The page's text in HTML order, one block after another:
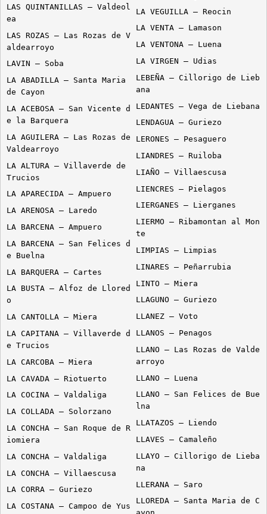
LAS QUINTANILLAS – Valdeol
ea
LAS ROZAS – Las Rozas de V
aldearroyo
LAVIN – Soba
LA ABADILLA – Santa Maria
de Cayon
LA ACEBOSA – San Vicente d
e la Barquera
LA AGUILERA – Las Rozas de
Valdearroyo
LA ALTURA – Villaverde de
Trucios
LA APARECIDA – Ampuero
LA ARENOSA – Laredo
LA BARCENA – Ampuero
LA BARCENA – San Felices d
e Buelna
LA BARQUERA – Cartes
LA BUSTA – Alfoz de Llored
o
LA CANTOLLA – Miera
LA CAPITANA – Villaverde d
e Trucios
LA CARCOBA – Miera
LA CAVADA – Riotuerto
LA COCINA – Valdaliga
LA COLLADA – Solorzano
LA CONCHA – San Roque de R
iomiera
LA CONCHA – Valdaliga
LA CONCHA – Villaescusa
LA CORRA – Guriezo
LA COSTANA – Campoo de Yus
LA VEGUILLA – Reocin
LA VENTA – Lamason
LA VENTONA – Luena
LA VIRGEN – Udias
LEBEÑA – Cillorigo de Lieb
ana
LEDANTES – Vega de Liebana
LENDAGUA – Guriezo
LERONES – Pesaguero
LIANDRES – Ruiloba
LIAÑO – Villaescusa
LIENCRES – Pielagos
LIERGANES – Lierganes
LIERMO – Ribamontan al Mon
te
LIMPIAS – Limpias
LINARES – Peñarrubia
LINTO – Miera
LLAGUNO – Guriezo
LLANEZ – Voto
LLANOS – Penagos
LLANO – Las Rozas de Valde
arroyo
LLANO – Luena
LLANO – San Felices de Bue
lna
LLATAZOS – Liendo
LLAVES – Camaleño
LLAYO – Cillorigo de Lieba
na
LLERANA – Saro
LLOREDA – Santa Maria de C